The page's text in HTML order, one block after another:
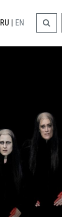
RU | EN